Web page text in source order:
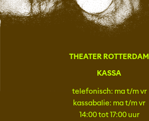
THEATER ROTTERDAM
KASSA
telefonisch: ma t/m vr
kassabalie: ma t/m vr
14:00 tot 17:00 uur